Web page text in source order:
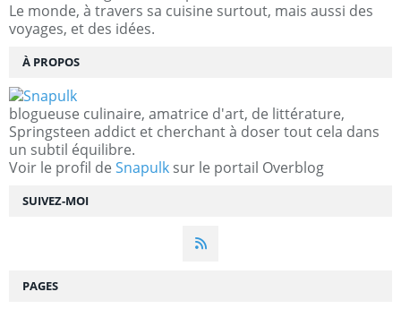
SUIVEZ-MOI
Le monde, à travers sa cuisine surtout, mais aussi des
voyages, et des idées.
À PROPOS
blogueuse culinaire, amatrice d'art, de littérature,
Springsteen addict et cherchant à doser tout cela dans
un subtil équilibre.
Voir le profil de Snapulk sur le portail Overblog
PAGES